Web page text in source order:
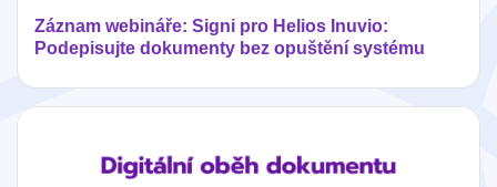
Záznam webináře: Signi pro Helios Inuvio:
Podepisujte dokumenty bez opuštění systému